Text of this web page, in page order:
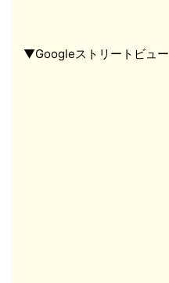
▼Googleストリートビュー